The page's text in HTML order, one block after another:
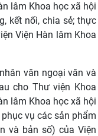
lâm Khoa học xã hội
kết nối,chia sẻ; thực
Viện Hàn lâm Khoa
văn ngoại văn và
cho Thư viện Khoa
lâm Khoa học xã hội
vụ các sản phẩm
và bản số) của Viện